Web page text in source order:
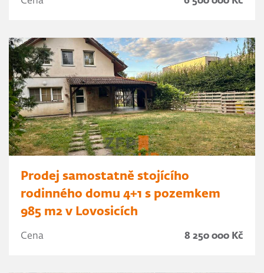
Prodej samostatně stojícího
rodinného domu 4+1 s pozemkem
985 m2 v Lovosicích
Cena 8 250 000 Kč